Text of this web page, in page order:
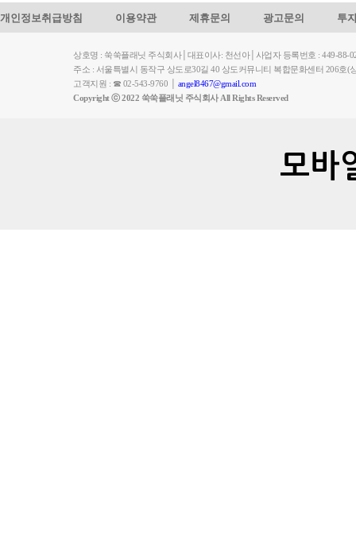
개인정보취급방침 이용약관 제휴문의 광고문의 투
상호명 : 쑥쑥플래닛 주식회사│대표이사: 천선아│사업자 등록번호 : 449-88-
주소 : 서울특별시 동작구 상도로30길 40 상도커뮤니티 복합문화센터 206호(
고객지원 : ☎ 02-543-9760 │ angel8467@gmail.com
Copyright ⓒ 2022 쑥쑥플래닛 주식회사 All Rights Reserved
모바